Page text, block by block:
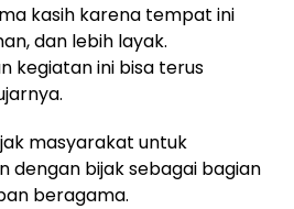
kasih karena tempat ini
dan lebih layak.
kegiatan ini bisa terus
masyarakat untuk
dengan bijak sebagai bagian
beragama.